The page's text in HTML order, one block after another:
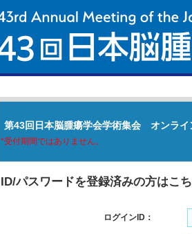
第43回日本脳腫瘍学会学術集会 オンライ
*受付期間ではありません。
ID/パスワードを登録済みの方はこ
ログインID：